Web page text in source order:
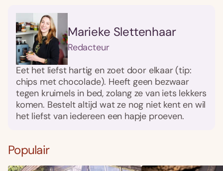
Marieke Slettenhaar
Redacteur
Eet het liefst hartig en zoet door elkaar (tip:
chips met chocolade). Heeft geen bezwaar
tegen kruimels in bed, zolang ze van iets lekkers
komen. Bestelt altijd wat ze nog niet kent en wil
het liefst van iedereen een hapje proeven.
Populair